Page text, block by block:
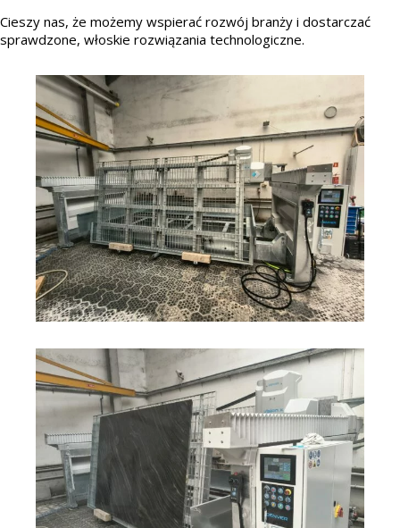
Cieszy nas, że możemy wspierać rozwój branży i dostarczać
sprawdzone, włoskie rozwiązania technologiczne.